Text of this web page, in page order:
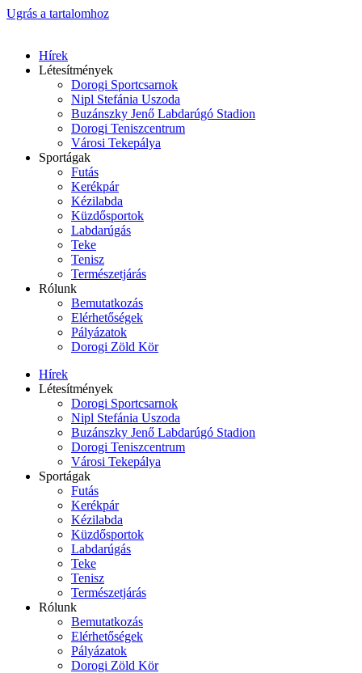
Ugrás a tartalomhoz
Hírek
Létesítmények
Dorogi Sportcsarnok
Nipl Stefánia Uszoda
Buzánszky Jenő Labdarúgó Stadion
Dorogi Teniszcentrum
Városi Tekepálya
Sportágak
Futás
Kerékpár
Kézilabda
Küzdősportok
Labdarúgás
Teke
Tenisz
Természetjárás
Rólunk
Bemutatkozás
Elérhetőségek
Pályázatok
Dorogi Zöld Kör
Hírek
Létesítmények
Dorogi Sportcsarnok
Nipl Stefánia Uszoda
Buzánszky Jenő Labdarúgó Stadion
Dorogi Teniszcentrum
Városi Tekepálya
Sportágak
Futás
Kerékpár
Kézilabda
Küzdősportok
Labdarúgás
Teke
Tenisz
Természetjárás
Rólunk
Bemutatkozás
Elérhetőségek
Pályázatok
Dorogi Zöld Kör